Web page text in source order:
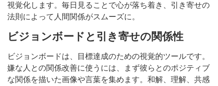
視覚化します。毎日見ることで心が落ち着き、引き寄せの
法則によって人間関係がスムーズに。
ビジョンボードと引き寄せの関係性
ビジョンボードは、目標達成のための視覚的ツールです。
嫌な人との関係改善に使うには、まず彼らとのポジティブ
な関係を描いた画像や言葉を集めます。和解、理解、共感